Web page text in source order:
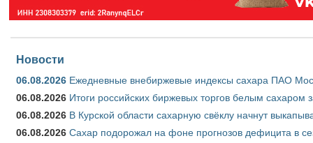
Новости
06.08.2026 Ежедневные внебиржевые индексы сахара ПАО
06.08.2026 Итоги российских биржевых торгов белым сахаром
06.08.2026 В Курской области сахарную свёклу начнут
06.08.2026 Сахар подорожал на фоне прогнозов дефицита в